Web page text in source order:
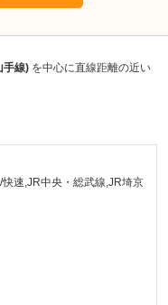
手線) を中心に直線距離の近い
速,JR中央・総武線,JR埼京